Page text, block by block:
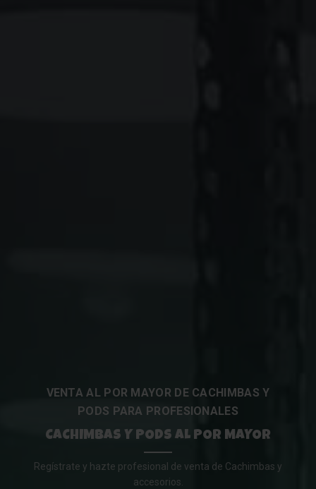
VENTA AL POR MAYOR DE CACHIMBAS Y
PODS PARA PROFESIONALES
CACHIMBAS Y PODS AL POR MAYOR
Regístrate y hazte profesional de venta de Cachimbas y
accesorios.